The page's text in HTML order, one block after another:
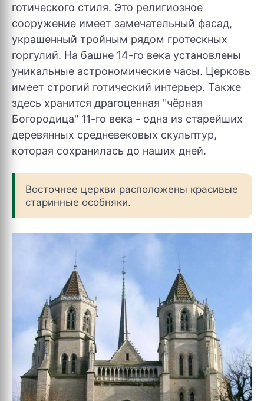
готического стиля. Это религиозное
сооружение имеет замечательный фасад,
украшенный тройным рядом гротескных
горгулий. На башне 14-го века установлены
уникальные астрономические часы. Церковь
имеет строгий готический интерьер. Также
здесь хранится драгоценная "чёрная
Богородица" 11-го века - одна из старейших
деревянных средневековых скульптур,
которая сохранилась до наших дней.
Восточнее церкви расположены красивые
старинные особняки.